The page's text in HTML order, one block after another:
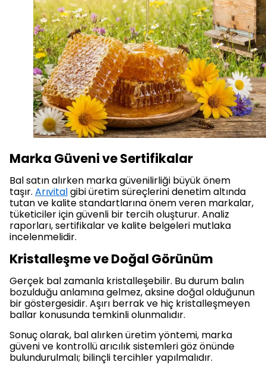
Marka Güveni ve Sertifikalar
Bal satın alırken marka güvenilirliği büyük önem
taşır. Arıvitalgibi üretim süreçlerini denetim altında
tutan ve kalite standartlarına önem veren markalar,
tüketiciler için güvenli bir tercih oluşturur. Analiz
raporları, sertifikalar ve kalite belgeleri mutlaka
incelenmelidir.
Kristalleşme ve Doğal Görünüm
Gerçek bal zamanla kristalleşebilir. Bu durum balın
bozulduğu anlamına gelmez, aksine doğal olduğunun
bir göstergesidir. Aşırı berrak ve hiç kristalleşmeyen
ballar konusunda temkinli olunmalıdır.
Sonuç olarak, bal alırken üretim yöntemi, marka
güveni ve kontrollü arıcılık sistemleri göz önünde
bulundurulmalı; bilinçli tercihler yapılmalıdır.